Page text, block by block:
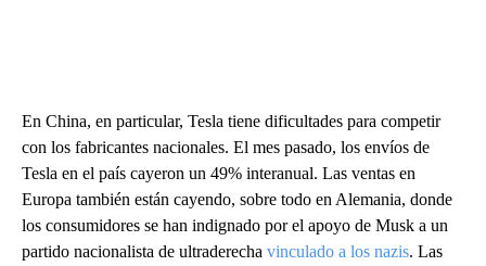
En China, en particular, Tesla tiene dificultades para competir
con los fabricantes nacionales. El mes pasado, los envíos de
Tesla en el país cayeron un 49% interanual. Las ventas en
Europa también están cayendo, sobre todo en Alemania, donde
los consumidores se han indignado por el apoyo de Musk a un
partido nacionalista de ultraderecha vinculado a los nazis. Las